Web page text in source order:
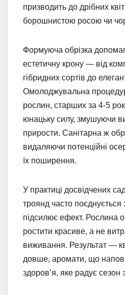
призводить до дрібних
борошнистою росою чи
Формуюча обрізка
естетичну крону — від
гібридних сортів до
Омолоджувальна
рослин, старших за 4-5
юнацьку силу, змушуючи
прирости. Санітарна ж
видаляючи потенційні
їх поширення.
У практиці досвідчених
троянд часто
підсилює ефект. Рослина
ростити красиве, а не
виживання. Результат —
довше, аромати, що
здоров’я, яке радує сезон